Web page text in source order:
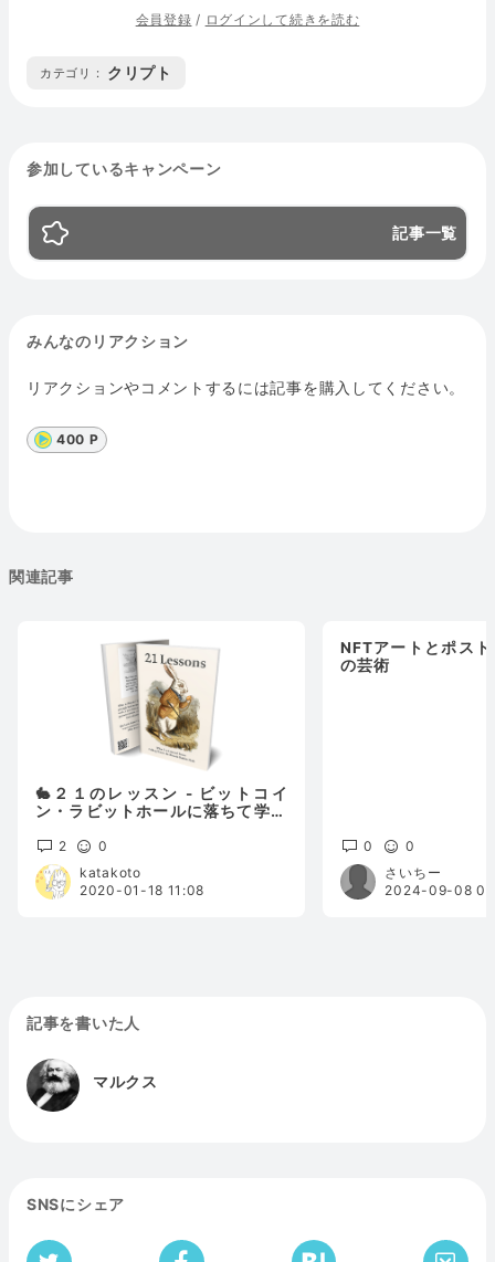
会員登録 / ログインして続きを読む
カテゴリ : クリプト
参加しているキャンペーン
記事一覧
みんなのリアクション
リアクションやコメントするには記事を購入してください。
400 P
関連記事
🐇２１のレッスン - ビットコイ
ン・ラビットホールに落ちて学ん
2
0
katakoto
2020-01-18 11:08
NFTアートとポス
の芸術
0
0
さいちー
2024-09-08
記事を書いた人
マルクス
SNSにシェア